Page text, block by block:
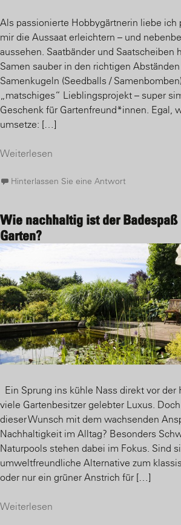
Als passionierte Hobbygärtnerin liebe ich
mir die Aussaat erleichtern – und
aussehen. Saatbänder und Saatscheiben
Samen sauber in den richtigen Abständen
Samenkugeln (Seedballs /
„matschiges“ Lieblingsprojekt – super
Geschenk für Gartenfreund*innen. Egal,
umsetze: […]
Weiterlesen
Hinterlassen Sie eine Antwort
Wie nachhaltig ist der Badespaß
Garten?
Ein Sprung ins kühle Nass direkt vor der
viele Gartenbesitzer gelebter Luxus.
dieser Wunsch mit dem wachsenden
Nachhaltigkeit im Alltag? Besonders
Naturpools stehen dabei im Fokus. Sind
umweltfreundliche Alternative zum
oder nur ein grüner Anstrich für […]
Weiterlesen